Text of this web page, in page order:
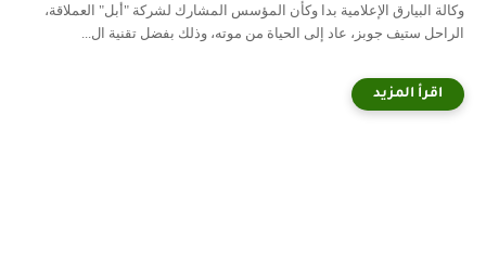
وكالة البيارق الإعلامية بدا وكأن المؤسس المشارك لشركة "أبل" العملاقة،
الراحل ستيف جوبز، عاد إلى الحياة من موته، وذلك بفضل تقنية ال...